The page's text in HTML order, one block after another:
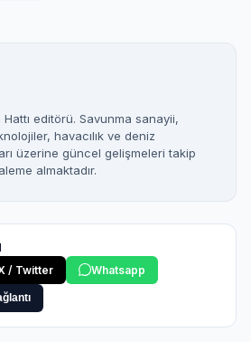
Hattı editörü. Savunma sanayii,
havacılık ve deniz
üzerine güncel gelişmeleri takip
almaktadır.
/ Twitter Whatsapp